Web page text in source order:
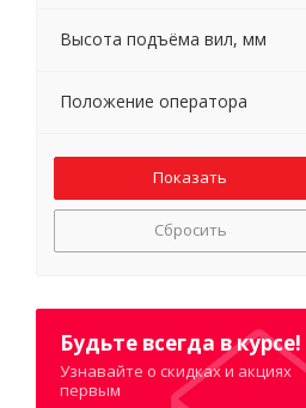
Высота подъёма вил, мм
Положение оператора
Сбросить
Будьте всегда в курсе!
Узнавайте о скидках и акциях
первым